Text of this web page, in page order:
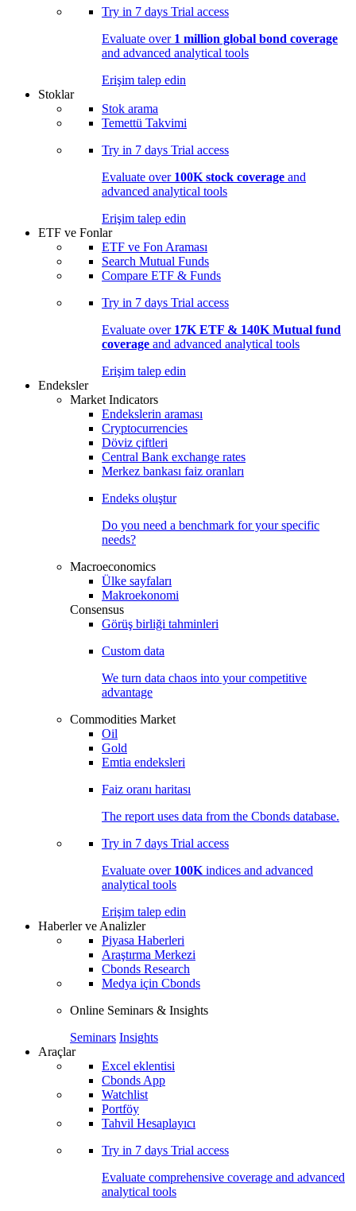
Try in 7 days Trial access
Evaluate over 1 million global bond coverage
and advanced analytical tools
Erişim talep edin
Stoklar
Stok arama
Temettü Takvimi
Try in 7 days Trial access
Evaluate over 100K stock coverage and
advanced analytical tools
Erişim talep edin
ETF ve Fonlar
ETF ve Fon Araması
Search Mutual Funds
Compare ETF & Funds
Try in 7 days Trial access
Evaluate over 17K ETF & 140K Mutual fund
coverage and advanced analytical tools
Erişim talep edin
Endeksler
Market Indicators
Endekslerin araması
Cryptocurrencies
Döviz çiftleri
Central Bank exchange rates
Merkez bankası faiz oranları
Endeks oluştur
Do you need a benchmark for your specific
needs?
Macroeconomics
Ülke sayfaları
Makroekonomi
Consensus
Görüş birliği tahminleri
Custom data
We turn data chaos into your competitive
advantage
Commodities Market
Oil
Gold
Emtia endeksleri
Faiz oranı haritası
The report uses data from the Cbonds database.
Try in 7 days Trial access
Evaluate over 100K indices and advanced
analytical tools
Erişim talep edin
Haberler ve Analizler
Piyasa Haberleri
Araştırma Merkezi
Cbonds Research
Medya için Cbonds
Online Seminars & Insights
Seminars Insights
Araçlar
Excel eklentisi
Cbonds App
Watchlist
Portföy
Tahvil Hesaplayıcı
Try in 7 days Trial access
Evaluate comprehensive coverage and advanced
analytical tools